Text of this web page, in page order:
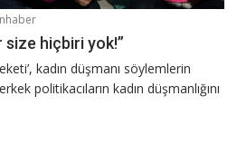
size hiçbiri yok!”
kadın düşmanı söylemlerin
politikacıların kadın düşmanlığını